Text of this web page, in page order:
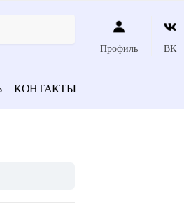
Профиль ВК
КОНТАКТЫ